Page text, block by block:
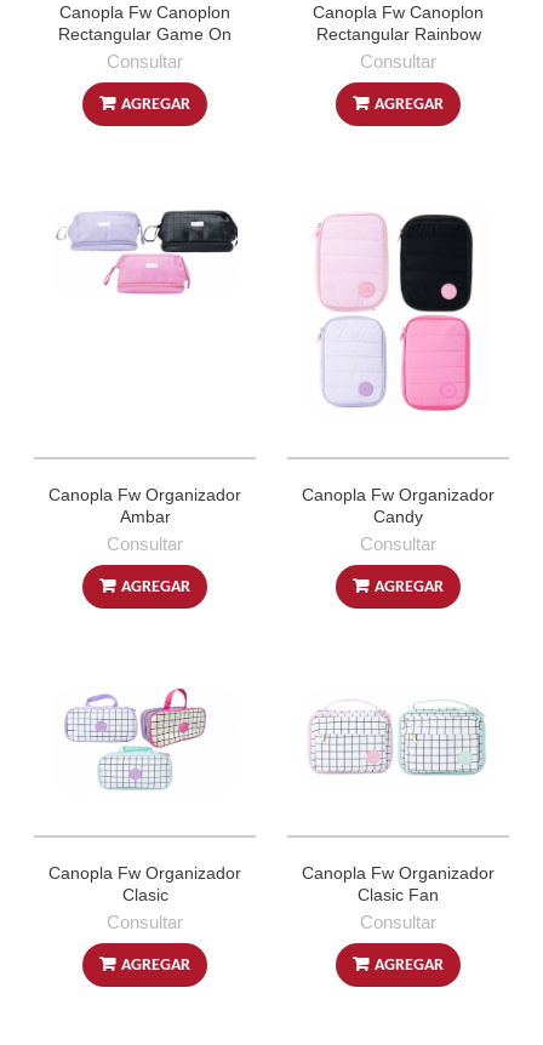
Canopla Fw Canoplon
Rectangular Game On
Consultar
AGREGAR
Canopla Fw Canoplon
Rectangular Rainbow
Consultar
AGREGAR
Canopla Fw Organizador
Ambar
Consultar
AGREGAR
Canopla Fw Organizador
Candy
Consultar
AGREGAR
Canopla Fw Organizador
Clasic
Consultar
AGREGAR
Canopla Fw Organizador
Clasic Fan
Consultar
AGREGAR